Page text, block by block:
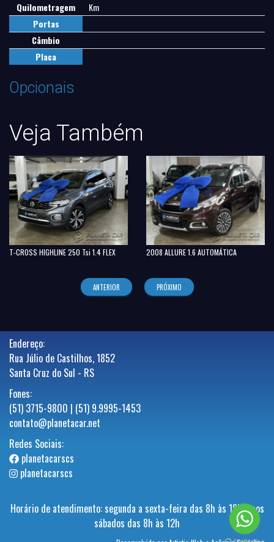
Quilometragem
Km
Portas
Câmbio
Placa
Opcionais
Veja Também
T-CROSS HIGHLINE 250 Tsi 1.4 FLEX 2008 ALLURE 1.6 AUTOMÁTICA
ANTERIOR PRÓXIMO
Endereço:
Rua Júlio de Castilhos, 1852
Santa Cruz do Sul - RS
Fones:
(51) 3715-9800 | (51) 9.9995-1453
contato@planetacar.net
Redes Sociais:
planetacarscs
planetacarscs
Horário de atendimento: segunda a sexta-feira das 8h às 18h e aos
sábados das 8h às 12h